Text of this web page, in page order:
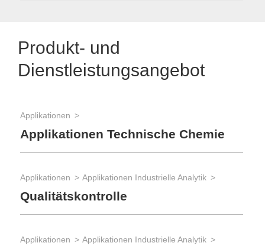
Produkt- und
Dienstleistungsangebot
Applikationen
Applikationen Technische Chemie
Applikationen Applikationen Industrielle Analytik
Qualitätskontrolle
Applikationen Applikationen Industrielle Analytik